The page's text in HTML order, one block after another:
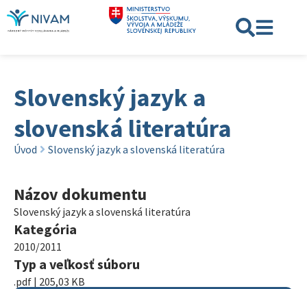
Slovenský jazyk a
slovenská literatúra
Úvod Slovenský jazyk a slovenská literatúra
Názov dokumentu
Slovenský jazyk a slovenská literatúra
Kategória
2010/2011
Typ a veľkosť súboru
.pdf | 205,03 KB